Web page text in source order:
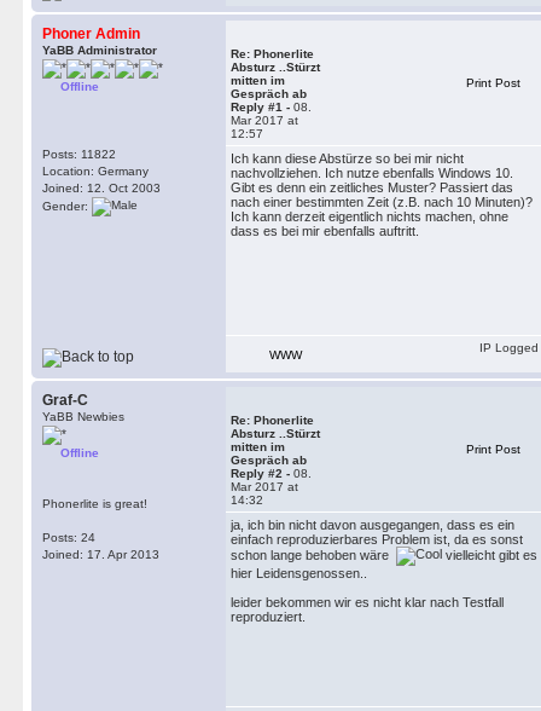
Phoner Admin
YaBB Administrator
Offline
Posts: 11822
Location: Germany
Joined: 12. Oct 2003
Gender:
Re: Phonerlite
Absturz ..Stürzt
mitten im
Gespräch ab
Reply #1 - 08.
Mar 2017 at
12:57
Print Post
Ich kann diese Abstürze so bei mir nicht
nachvollziehen. Ich nutze ebenfalls Windows 10.
Gibt es denn ein zeitliches Muster? Passiert das
nach einer bestimmten Zeit (z.B. nach 10 Minuten)?
Ich kann derzeit eigentlich nichts machen, ohne
dass es bei mir ebenfalls auftritt.
WWW
IP Logged
Graf-C
YaBB Newbies
Offline
Phonerlite is great!
Posts: 24
Joined: 17. Apr 2013
Re: Phonerlite
Absturz ..Stürzt
mitten im
Gespräch ab
Reply #2 - 08.
Mar 2017 at
14:32
Print Post
ja, ich bin nicht davon ausgegangen, dass es ein
einfach reproduzierbares Problem ist, da es sonst
schon lange behoben wäre
vielleicht gibt es
hier Leidensgenossen..
leider bekommen wir es nicht klar nach Testfall
reproduziert.